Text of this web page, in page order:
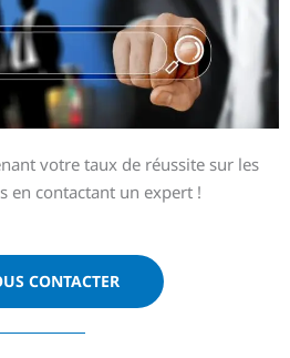
votre taux de réussite sur les
en contactant un expert !
CONTACTER